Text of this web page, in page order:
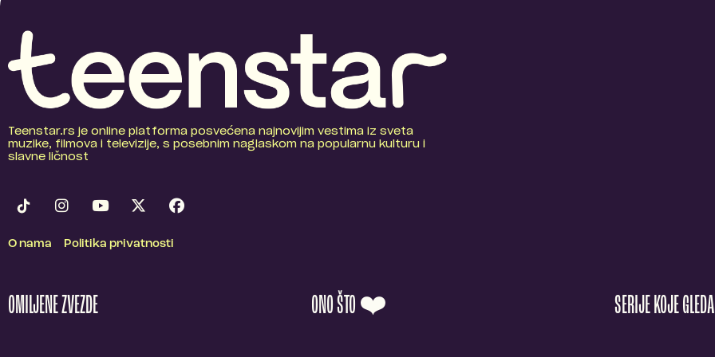
Teenstar.rs je online platforma posvećena najnovijim vestima iz sveta
muzike, filmova i televizije, s posebnim naglaskom na popularnu kulturu i
slavne ličnost
O nama Politika privatnosti
OMILJENE ZVEZDE ONO ŠTO ❤️ SERIJE KOJE